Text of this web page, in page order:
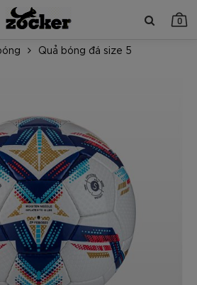
0
TỤC MUA HÀNG
Quả bóng đá size 5